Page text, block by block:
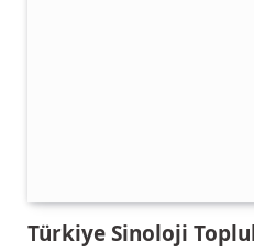
Türkiye Sinoloji